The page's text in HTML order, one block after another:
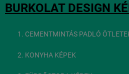
BURKOLAT DESIGN
CEMENTMINTÁS PADLÓ
KONYHA KÉPEK